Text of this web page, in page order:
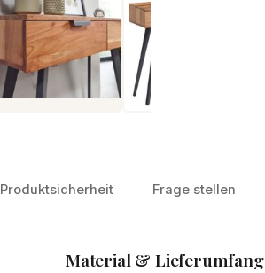
Produktsicherheit Frage stellen
Material & Lieferumfang